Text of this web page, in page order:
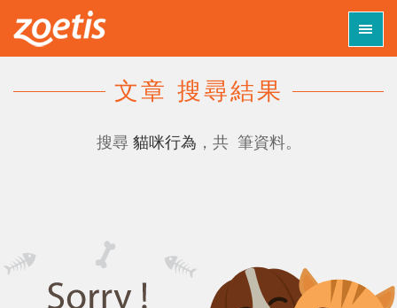
優惠活動
文章 搜尋結果
搜尋 貓咪行為 ，共 筆資料。